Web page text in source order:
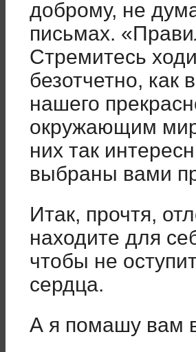
доброму, не
письмах.
Стремитесь
безотчетно, как
нашего
окружающим
них так
выбраны вами
Итак, прочтя,
находите для
чтобы не
сердца.
А я помашу вам